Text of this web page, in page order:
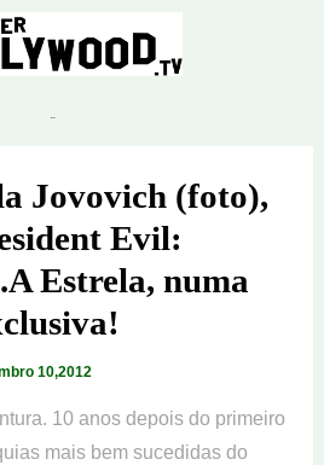
Jovovich (foto),
Evil:
Estrela, numa
10,2012
10 anos depois do primeiro
mais bem sucedidas do